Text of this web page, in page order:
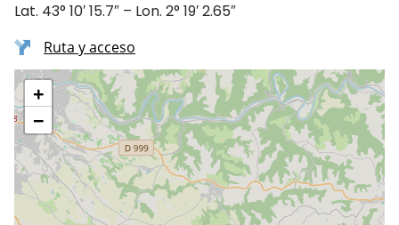
Lat. 43° 10′ 15.7″ – Lon. 2° 19′ 2.65″
Ruta y acceso
+
−